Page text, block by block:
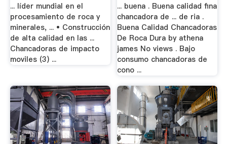
... líder mundial en el
procesamiento de roca y
minerales, ... • Construcción
de alta calidad en las ...
Chancadoras de impacto
moviles (3) ...
... buena . Buena calidad fina
chancadora de ... de ria .
Buena Calidad Chancadoras
De Roca Dura by athena
james No views . Bajo
consumo chancadoras de
cono ...